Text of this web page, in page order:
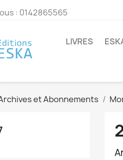
: 0142865565
LIVRES
et Abonnements